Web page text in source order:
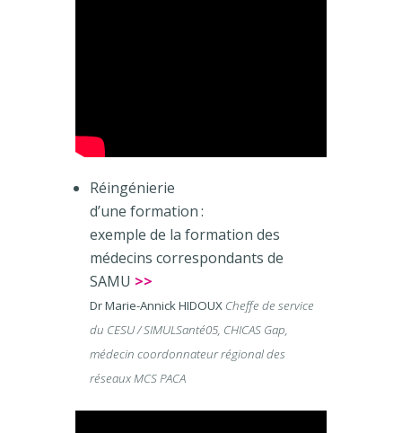
Réingénierie
d’une formation :
exemple de la formation des
médecins correspondants de
SAMU >>
Dr Marie-Annick HIDOUX Cheffe de service
du CESU / SIMULSanté05, CHICAS Gap,
médecin coordonnateur régional des
réseaux MCS PACA